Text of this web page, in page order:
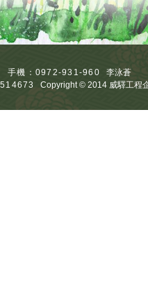
手機：0972-931-960 李泳蒼
Copyright © 2014 威驛工程